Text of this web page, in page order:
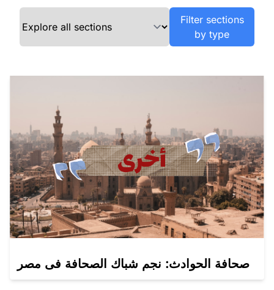
Filter sections
by type
صحافة الحوادث: نجم شباك الصحافة فى مصر